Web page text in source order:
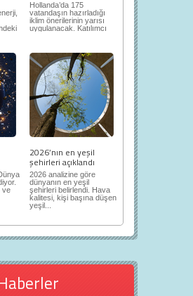
Hollanda’da 175
vatandaşın hazırladığı
iklim önerilerinin yarısı
uygulanacak. Katılımcı
ve
2026’nın en yeşil
şehirleri açıklandı
2026 analizine göre
dünyanın en yeşil
şehirleri belirlendi. Hava
kalitesi, kişi başına düşen
yeşil...